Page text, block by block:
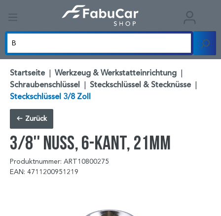
Startseite | Werkzeug & Werkstatteinrichtung |
Schraubenschlüssel | Steckschlüssel & Stecknüsse |
Steckschlüssel 3/8 Zoll
Zurück
3/8'' Nuss, 6-kant, 21mm
Produktnummer: ART10800275
EAN: 4711200951219